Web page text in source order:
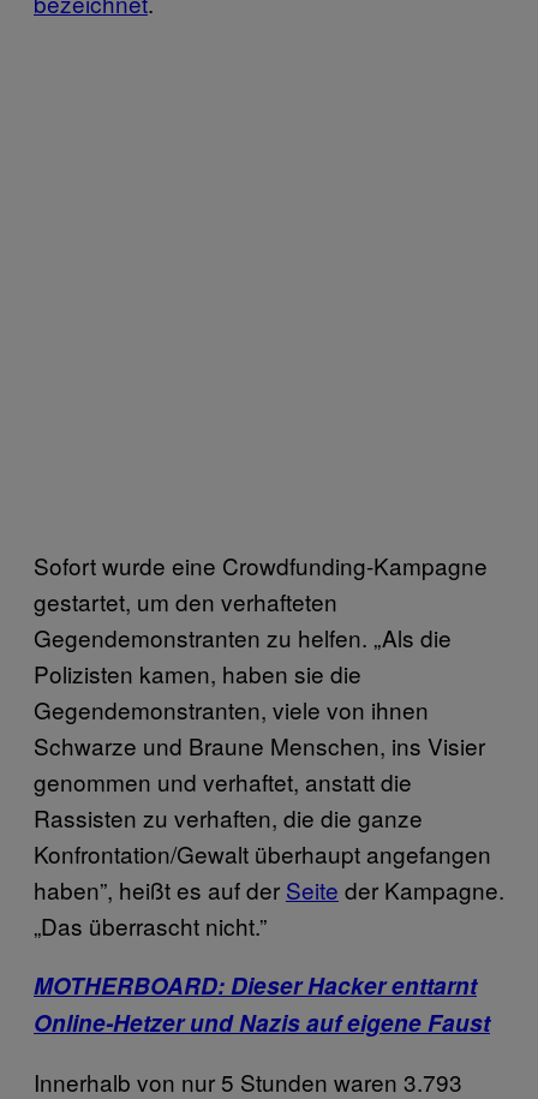
Sofort wurde eine Crowdfunding-Kampagne
gestartet, um den verhafteten
Gegendemonstranten zu helfen. „Als die
Polizisten kamen, haben sie die
Gegendemonstranten, viele von ihnen
Schwarze und Braune Menschen, ins Visier
genommen und verhaftet, anstatt die
Rassisten zu verhaften, die die ganze
Konfrontation/Gewalt überhaupt angefangen
haben”, heißt es auf der Seite der Kampagne.
„Das überrascht nicht.”
MOTHERBOARD: Dieser Hacker enttarnt
Online-Hetzer und Nazis auf eigene Faust
Innerhalb von nur 5 Stunden waren 3.793